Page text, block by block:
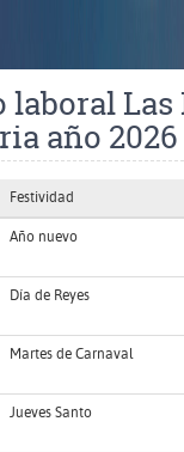
laboral Las
año 2026
Festividad
Año nuevo
Día de Reyes
Martes de Carnaval
Jueves Santo